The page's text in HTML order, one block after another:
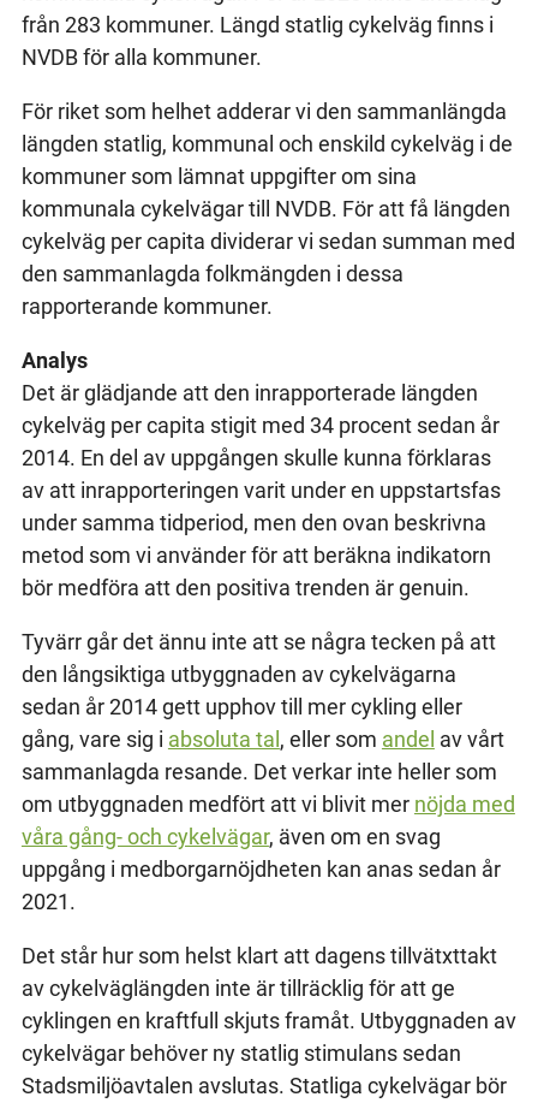
från 283 kommuner. Längd statlig cykelväg finns i
NVDB för alla kommuner.
För riket som helhet adderar vi den sammanlängda
längden statlig, kommunal och enskild cykelväg i de
kommuner som lämnat uppgifter om sina
kommunala cykelvägar till NVDB. För att få längden
cykelväg per capita dividerar vi sedan summan med
den sammanlagda folkmängden i dessa
rapporterande kommuner.
Analys
Det är glädjande att den inrapporterade längden
cykelväg per capita stigit med 34 procent sedan år
2014. En del av uppgången skulle kunna förklaras
av att inrapporteringen varit under en uppstartsfas
under samma tidperiod, men den ovan beskrivna
metod som vi använder för att beräkna indikatorn
bör medföra att den positiva trenden är genuin.
Tyvärr går det ännu inte att se några tecken på att
den långsiktiga utbyggnaden av cykelvägarna
sedan år 2014 gett upphov till mer cykling eller
gång, vare sig i absoluta tal , eller som andel av vårt
sammanlagda resande. Det verkar inte heller som
om utbyggnaden medfört att vi blivit mer nöjda med
våra gång- och cykelvägar, även om en svag
uppgång i medborgarnöjdheten kan anas sedan år
2021.
Det står hur som helst klart att dagens tillvätxttakt
av cykelväglängden inte är tillräcklig för att ge
cyklingen en kraftfull skjuts framåt. Utbyggnaden av
cykelvägar behöver ny statlig stimulans sedan
Stadsmiljöavtalen avslutas. Statliga cykelvägar bör